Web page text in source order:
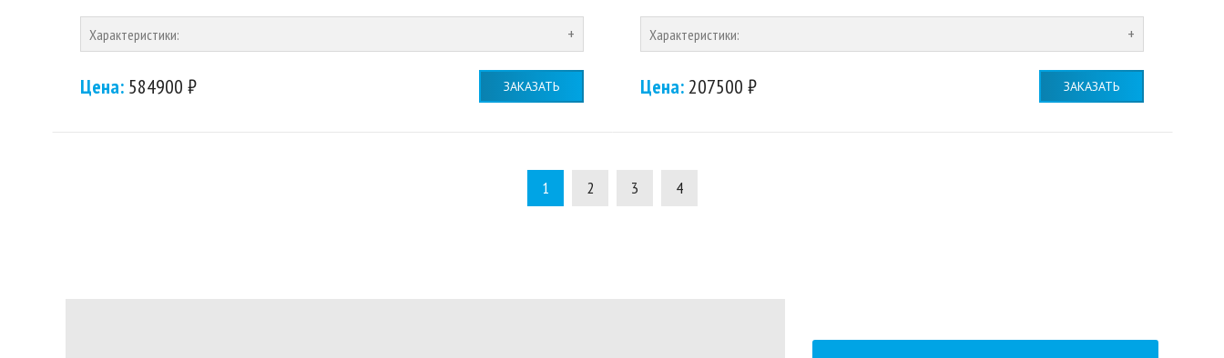
Характеристики:
Цена: 584900 ₽ ЗАКАЗАТЬ
Характеристики:
Цена:207500 ₽ ЗАКАЗАТЬ
1 2 3 4